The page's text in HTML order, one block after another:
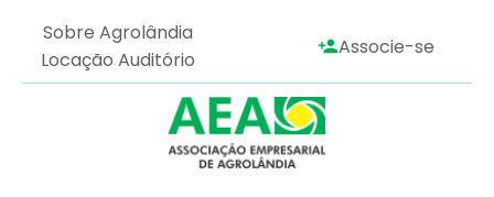
Sobre Agrolândia
Locação Auditório
Associe-se